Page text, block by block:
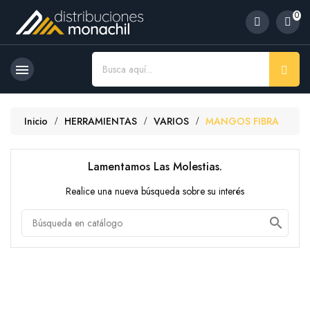
0

Inicio HERRAMIENTAS VARIOS MANGOS FIBRA
Lamentamos Las Molestias.
Realice una nueva búsqueda sobre su interés
